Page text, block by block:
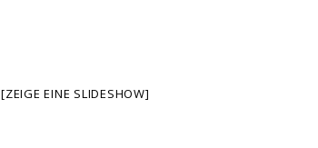
[ZEIGE EINE SLIDESHOW]